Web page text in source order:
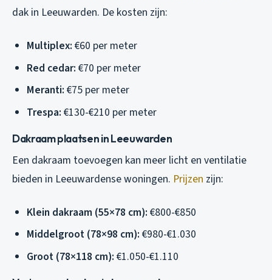
dak in Leeuwarden. De kosten zijn:
Multiplex: €60 per meter
Red cedar: €70 per meter
Meranti: €75 per meter
Trespa: €130-€210 per meter
Dakraam plaatsen in Leeuwarden
Een dakraam toevoegen kan meer licht en ventilatie
bieden in Leeuwardense woningen. Prijzen zijn:
Klein dakraam (55×78 cm): €800-€850
Middelgroot (78×98 cm): €980-€1.030
Groot (78×118 cm): €1.050-€1.110